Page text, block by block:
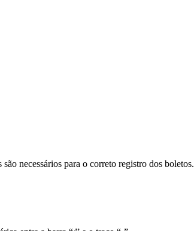
necessários para o correto registro dos boletos.